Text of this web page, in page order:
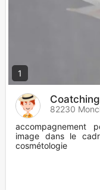
1
82230
accompagnement
image dans le
cosmétologie